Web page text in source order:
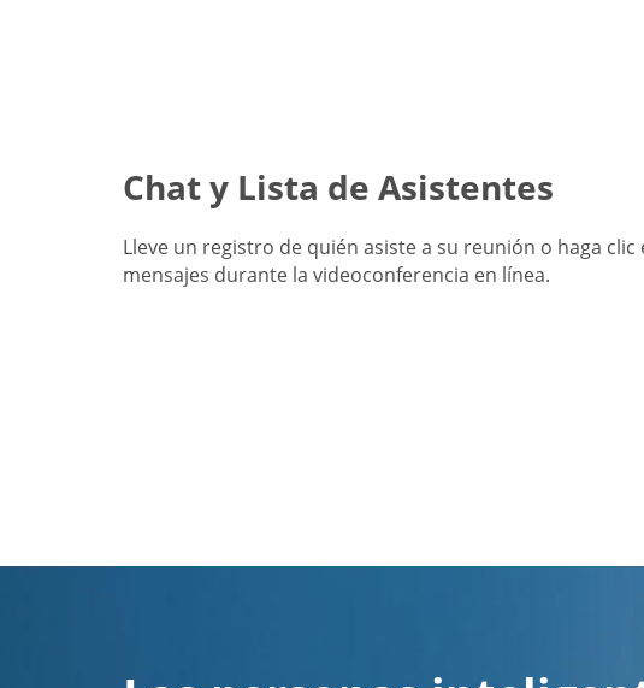
Chat y Lista de Asistentes
Lleve un registro de quién asiste a su reunión o haga clic
mensajes durante la videoconferencia en línea.